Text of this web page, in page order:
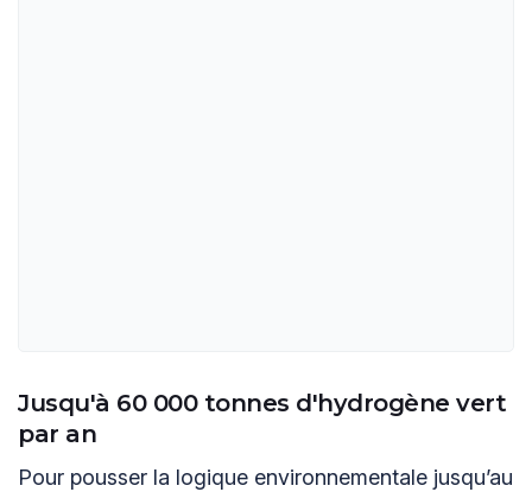
Jusqu'à 60 000 tonnes d'hydrogène vert
par an
Pour pousser la logique environnementale jusqu’au